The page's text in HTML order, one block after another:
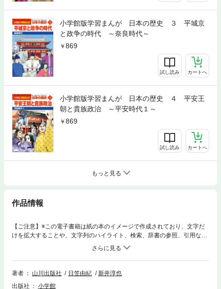
小学館版学習まんが 日本の歴史 ３ 平城京
と政争の時代 ～奈良時代～
869
試し読み カートへ
小学館版学習まんが 日本の歴史 ４ 平安王
朝と貴族政治 ～平安時代１～
869
試し読み カートへ
もっと見る
作品情報
【ご注意】※この電子書籍は紙の本のイメージで作成されており、文字だ
けを拡大することや、文字列のハイライト、検索、辞書の参照、引用など
の機能が使用できません。お手持ちの端末で立ち読みファイルをご確認い
ただくことをお勧めします。最新、最詳、最先端の日本史学習まんが！第
１０巻 「天下泰平の時代」平和な時代に経済や文化が大きく発達。“暴れ
ん坊将軍”徳川吉宗による新しい政治が始まる！！第１章 泰平の世の到
著者 山川出版社 日笠由紀
新井淳也
出版社
小学館